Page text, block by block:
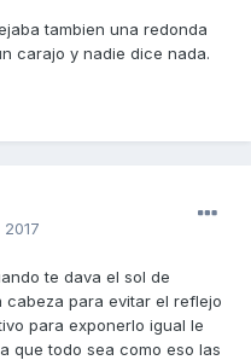
tambien una redonda
carajo y nadie dice nada.
te dava el sol de
para evitar el reflejo
para exponerlo igual le
que todo sea como eso las